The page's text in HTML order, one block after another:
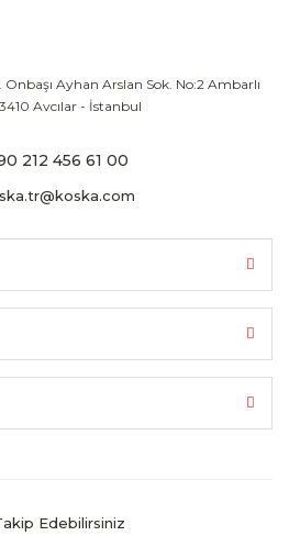
Onbaşı Ayhan Arslan Sok. No:2 Ambarlı
Avcılar - İstanbul
212 456 61 00
Edebilirsiniz